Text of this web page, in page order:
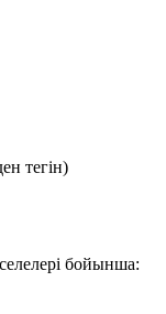
тегін)
бойынша: